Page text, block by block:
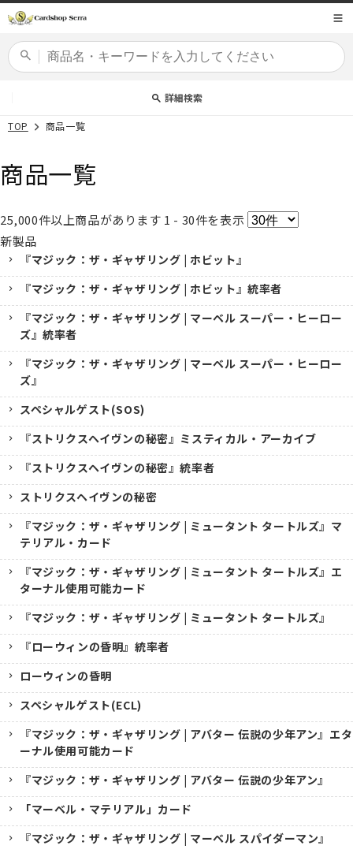
ンツに
詳細検索
商品コード
カードセット
TOP 商品一覧
商品一覧
25,000件以上商品があります 1 - 30件を表示
新製品
『マジック：ザ・ギャザリング | ホビット』
『マジック：ザ・ギャザリング | ホビット』統率者
『マジック：ザ・ギャザリング | マーベル スーパー・ヒーロー
ズ』統率者
『マジック：ザ・ギャザリング | マーベル スーパー・ヒーロー
ズ』
スペシャルゲスト(SOS)
『ストリクスヘイヴンの秘密』ミスティカル・アーカイブ
『ストリクスヘイヴンの秘密』統率者
ストリクスヘイヴンの秘密
『マジック：ザ・ギャザリング | ミュータント タートルズ』マ
テリアル・カード
『マジック：ザ・ギャザリング | ミュータント タートルズ』エ
ターナル使用可能カード
『マジック：ザ・ギャザリング | ミュータント タートルズ』
『ローウィンの昏明』統率者
ローウィンの昏明
スペシャルゲスト(ECL)
『マジック：ザ・ギャザリング | アバター 伝説の少年アン』エタ
ーナル使用可能カード
『マジック：ザ・ギャザリング | アバター 伝説の少年アン』
「マーベル・マテリアル」カード
『マジック：ザ・ギャザリング | マーベル スパイダーマン』